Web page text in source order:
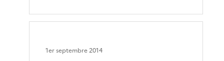
1er septembre 2014